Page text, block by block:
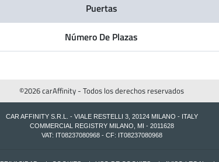
Puertas
Número De Plazas
©2026 carAffinity - Todos los derechos reservados
CAR AFFINITY S.R.L. - VIALE RESTELLI 3, 20124 MILANO - ITALY
COMMERCIAL REGISTRY MILANO, MI - 2011628
VAT: IT08237080968 - CF: IT08237080968